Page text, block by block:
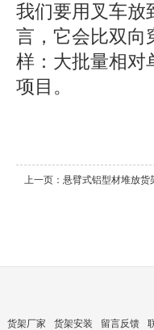
我们要用叉车放
言，它会比双向
样：大批量相对
项目。
上一页： 悬臂式铝型材堆放货
货架厂家 货架安装 留言反馈